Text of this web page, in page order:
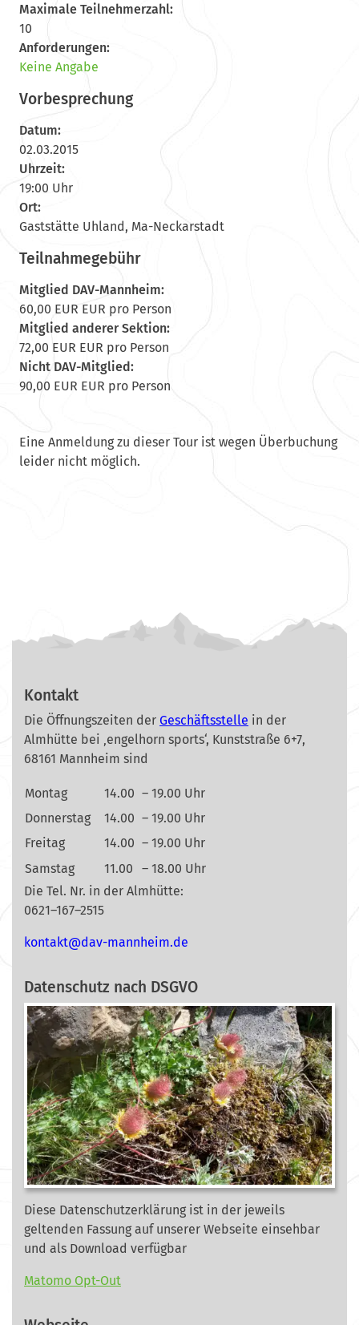
Maximale Teilnehmerzahl:
10
Anforderungen:
Keine Angabe
Vorbesprechung
Datum:
02.03.2015
Uhrzeit:
19:00 Uhr
Ort:
Gaststätte Uhland, Ma-Neckarstadt
Teilnahmegebühr
Mitglied DAV-Mannheim:
60,00 EUR EUR pro Person
Mitglied anderer Sektion:
72,00 EUR EUR pro Person
Nicht DAV-Mitglied:
90,00 EUR EUR pro Person
Eine Anmeldung zu dieser Tour ist wegen Überbuchung
leider nicht möglich.
Kontakt
Die Öffnungszeiten der Geschäftsstelle in der
Almhütte bei ‚engelhorn sports‘, Kunststraße 6+7,
68161 Mannheim sind
Montag 14.00 – 19.00 Uhr
Donnerstag
14.00 – 19.00 Uhr
Freitag
14.00 – 19.00 Uhr
Samstag
11.00
– 18.00 Uhr
Die Tel. Nr. in der Almhütte:
0621–167–2515
ed.mi
ehnna
m-vad
@tkat
nok
Datenschutz nach DSGVO
Diese Datenschutzerklärung ist in der jeweils
geltenden Fassung auf unserer Webseite einsehbar
und als Download verfügbar
Matomo Opt-Out